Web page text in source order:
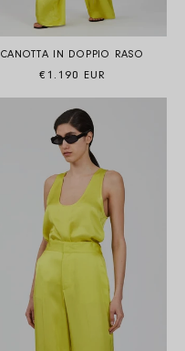
CANOTTA IN DOPPIO RASO
Prezzo di listino
€1.190 EUR